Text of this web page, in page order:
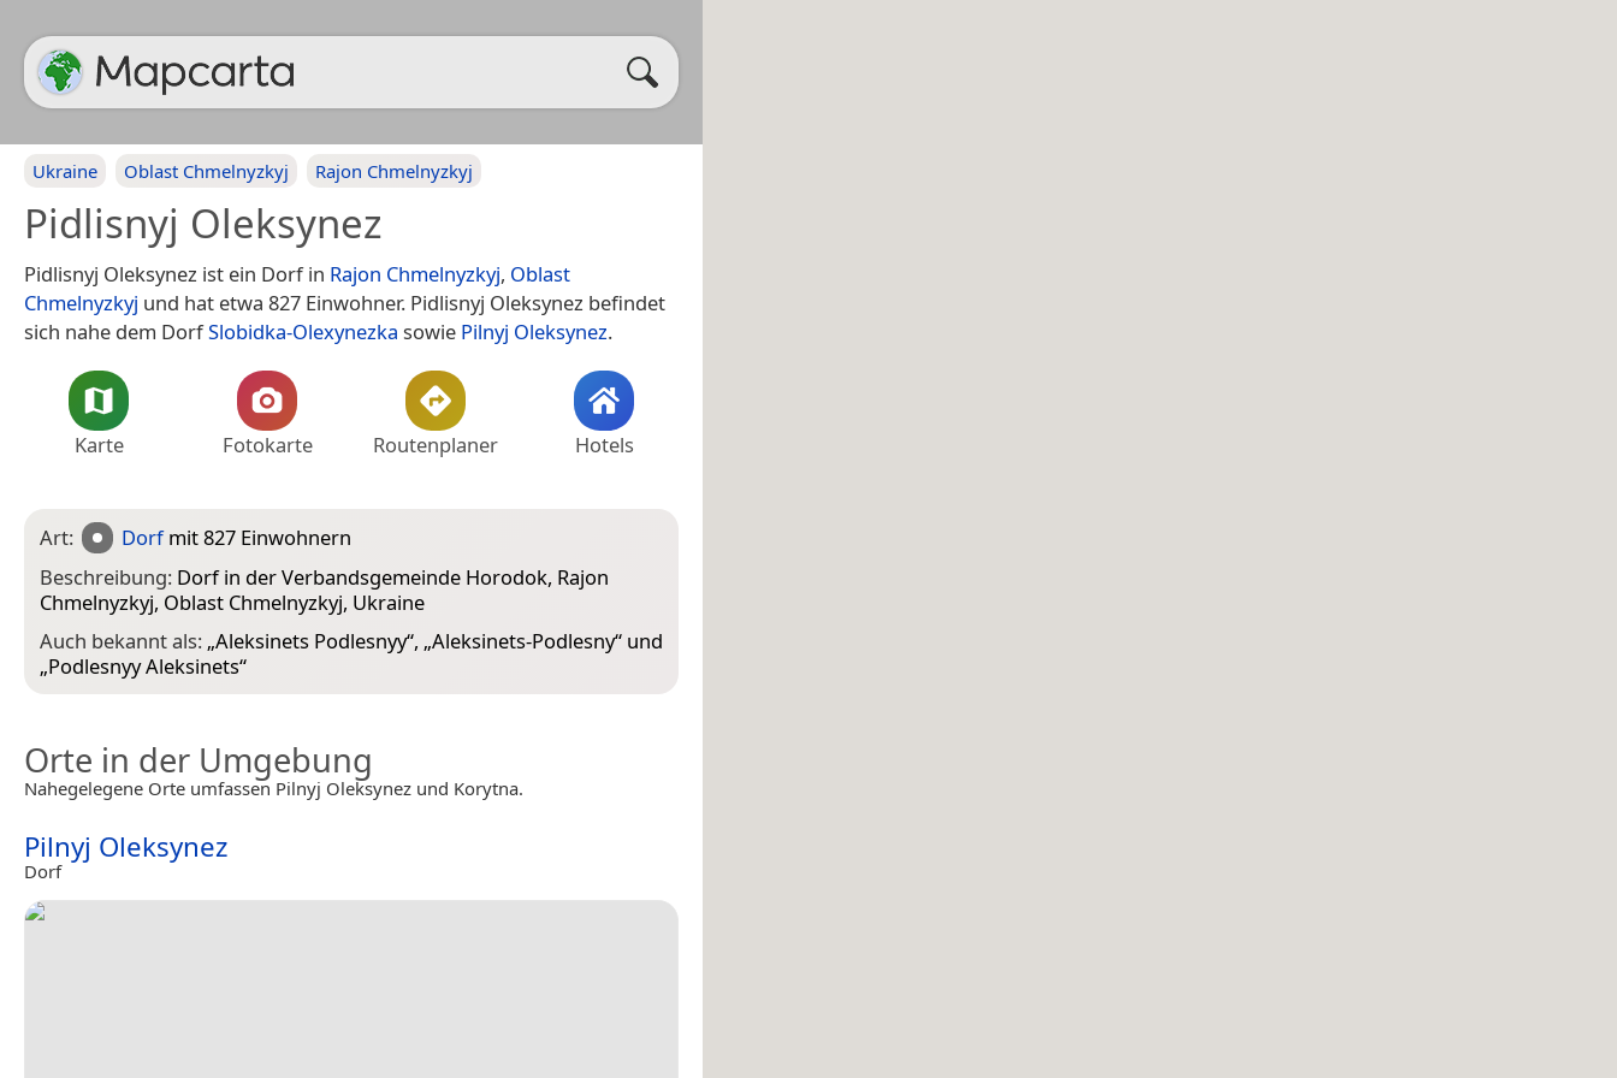
Ukraine Oblast Chmelnyzkyj Rajon Chmelnyzkyj
Pidlisnyj Oleksynez
Pidlisnyj Oleksynez ist ein Dorf in Rajon Chmelnyzkyj, Oblast
Chmelnyzkyj und hat etwa 827 Einwohner. Pidlisnyj Oleksynez befindet
sich nahe dem DorfSlobidka-Olexynezka sowie Pilnyj Oleksynez.
Karte Fotokarte Routenplaner Hotels
Art: Dorfmit 827 Einwohnern
Beschreibung: Dorf in der Verbandsgemeinde Horodok, Rajon
Chmelnyzkyj, Oblast Chmelnyzkyj, Ukraine
Auch bekannt als: „Aleksinets Podlesnyy“, „Aleksinets-Podlesny“ und
„Podlesnyy Aleksinets“
Orte in der Umgebung
Nahegelegene Orte umfassen Pilnyj Oleksynez und Korytna.
Pilnyj Oleksynez
Dorf